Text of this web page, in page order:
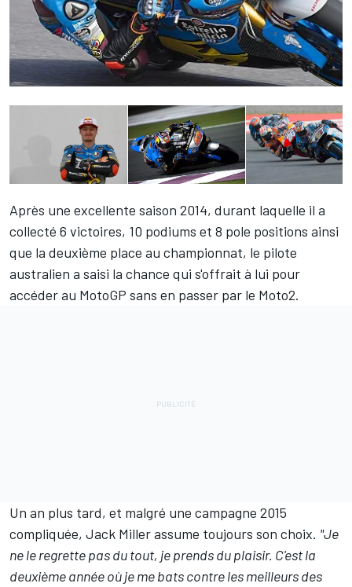
Après une excellente saison 2014, durant laquelle il a
collecté 6 victoires, 10 podiums et 8 pole positions ainsi
que la deuxième place au championnat, le pilote
australien a saisi la chance qui s'offrait à lui pour
accéder au MotoGP sans en passer par le Moto2.
Un an plus tard, et malgré une campagne 2015
compliquée, Jack Millerassume toujours son choix. "Je
ne le regrette pas du tout, je prends du plaisir. C'est la
deuxième année où je me bats contre les meilleurs des